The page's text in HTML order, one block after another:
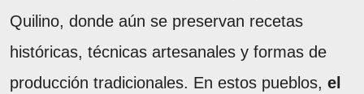
Quilino, donde aún se preservan recetas
históricas, técnicas artesanales y formas de
producción tradicionales. En estos pueblos, el